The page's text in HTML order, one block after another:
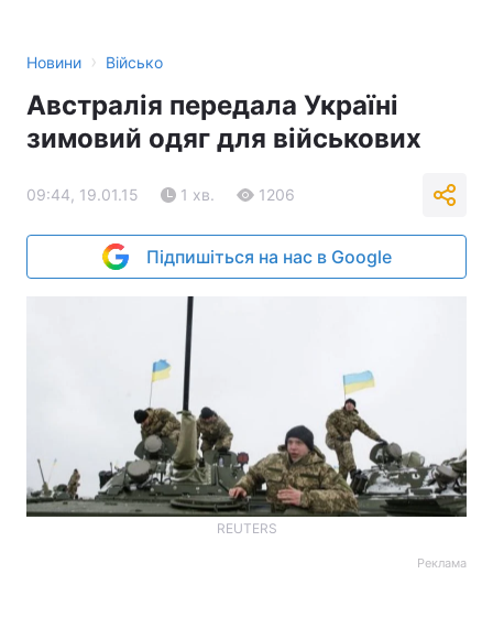
Новини › Військо
Австралія передала Україні
зимовий одяг для військових
09:44, 19.01.15 1 хв. 1206
Підпишіться на нас в Google
REUTERS
Реклама